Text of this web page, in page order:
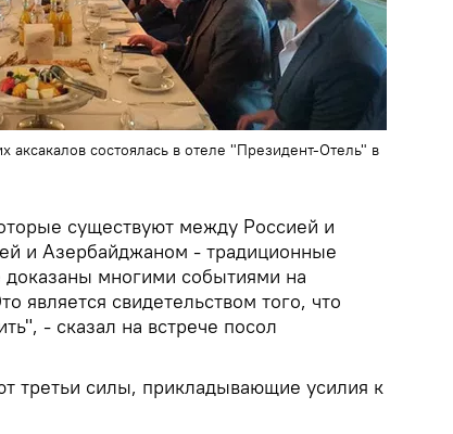
аксакалов состоялась в отеле "Президент-Отель" в
существуют между Россией и
и Азербайджаном - традиционные
доказаны многими событиями на
является свидетельством того, что
- сказал на встрече посол
третьи силы, прикладывающие усилия к